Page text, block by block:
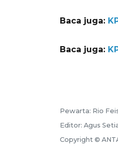
Baca juga:
Baca juga:
Pewarta: Rio
Editor: Agus
Copyright ©